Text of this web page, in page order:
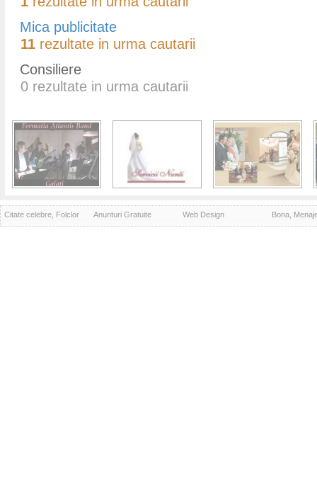
Mica publicitate
11 rezultate in urma cautarii
Consiliere
0 rezultate in urma cautarii
Citate celebre, Folclor Anunturi Gratuite Web Design Bona,